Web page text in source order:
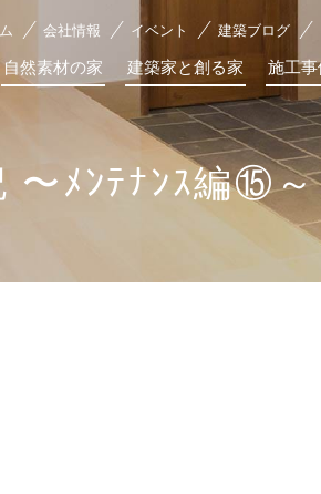
会社情報 イベント 建築ブログ
自然素材の家 建築家と創る家 施工事
〜ﾒﾝﾃﾅﾝｽ編⑮～